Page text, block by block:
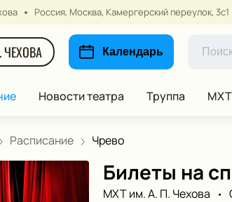
Россия, Москва, Камергерский переулок, 3с1
Календарь
Новости театра Труппа МХТ
Расписание Чрево
Билеты на
МХТ им. А. П. Чехова